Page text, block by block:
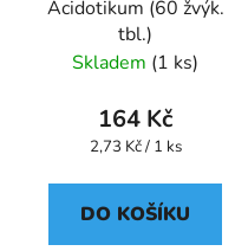
Acidotikum (60 žvýk.
tbl.)
Skladem (1 ks)
164 Kč
Měrná
2,73 Kč / 1 ks
DO KOŠÍKU